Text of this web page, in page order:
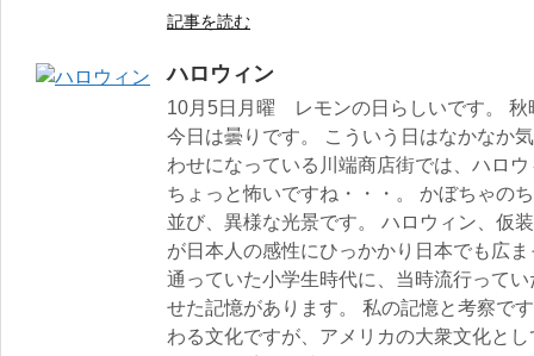
記事を読む
ハロウィン
10月5日月曜 レモンの日らしいです。 秋
今日は曇りです。 こういう日はなかなか
わせになっている川端商店街では、ハロ
ちょっと怖いですね・・・。 かぼちゃの
並び、異様な光景です。 ハロウィン、仮
が日本人の感性にひっかかり日本でも広
通っていた小学生時代に、当時流行って
せた記憶があります。 私の記憶と考察で
わる文化ですが、アメリカの大衆文化と